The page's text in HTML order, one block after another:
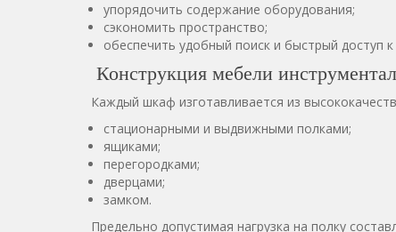
упорядочить содержание оборудования;
сэкономить пространство;
обеспечить удобный поиск и быстрый доступ
Конструкция мебели
Каждый шкаф изготавливается из
стационарными и выдвижными полками;
ящиками;
перегородками;
дверцами;
замком.
Предельно допустимая нагрузка на полку